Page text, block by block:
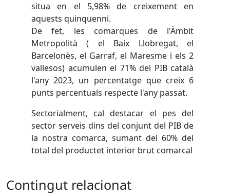
situa en el 5,98% de creixement en
aquests quinquenni.
De fet, les comarques de l'Àmbit
Metropolità ( el Baix Llobregat, el
Barcelonès, el Garraf, el Maresme i els 2
vallesos) acumulen el 71% del PIB català
l'any 2023, un percentatge que creix 6
punts percentuals respecte l'any passat.
Sectorialment, cal destacar el pes del
sector serveis dins del conjunt del PIB de
la nostra comarca, sumant del 60% del
total del productet interior brut comarcal
Contingut relacionat